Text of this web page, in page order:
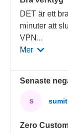
DET är ett
minuter att
VPN ...
Mer
Senaste
s sumit
Zero